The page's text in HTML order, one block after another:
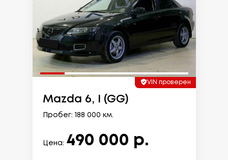
VIN проверен
Mazda 6, I (GG)
Пробег: 188 000 км.
Цена: 490 000 р.